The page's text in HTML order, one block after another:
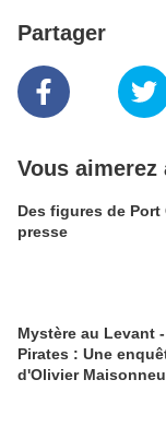
Partager
Vous aimerez
Des figures de Port
presse
Mystère au Levant
Pirates : Une
d'Olivier